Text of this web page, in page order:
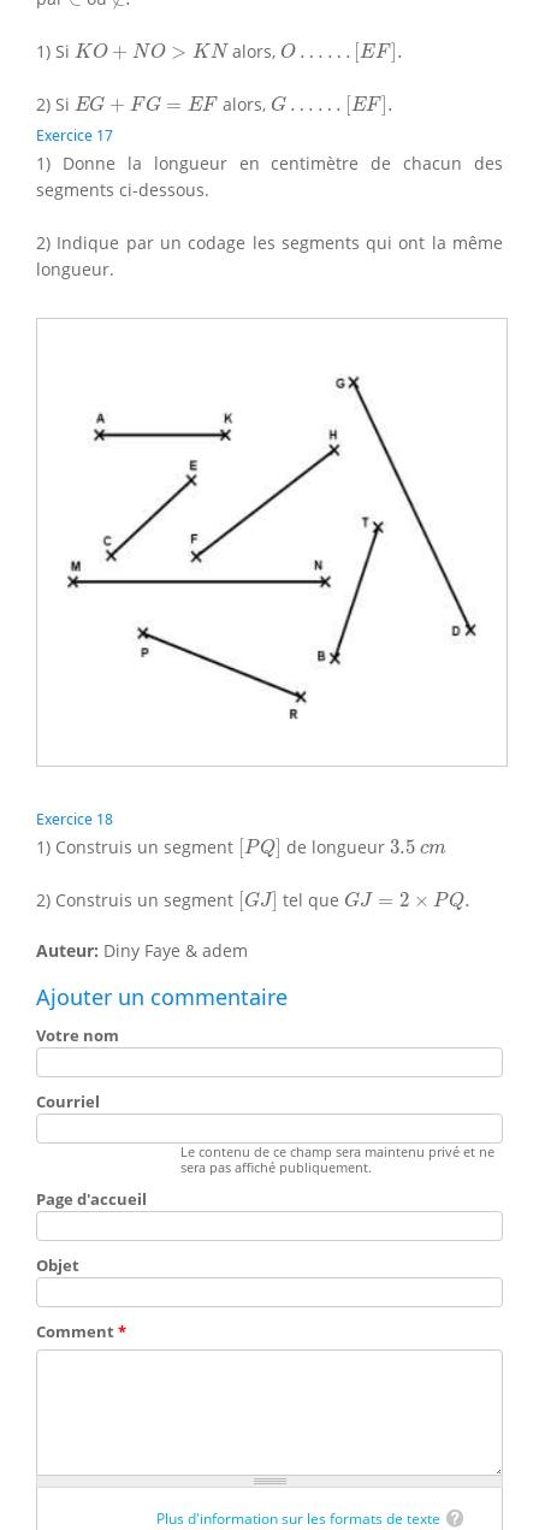
1) Si KO + NO > KN
KO+ N O>K N alors, O … … [EF].
O… ].
2) Si EG + FG = EF
EG+ F G=EF alors, G … … [EF].
G… ].
Exercice 17
1) Donne la longueur en centimètre de chacun des
segments ci-dessous.
2) Indique par un codage les segments qui ont la même
longueur.
Exercice 18
1) Construis un segment [PQ]
[PQ] de longueur 3.5 cm
3.5 cm
2) Construis un segment [GJ]
[G ] tel que GJ = 2 × PQ.
GJ = ×P Q
Auteur: Diny Faye & adem
Ajouter un commentaire
Votre nom
Courriel
Le contenu de ce champ sera maintenu privé et ne
sera pas affiché publiquement.
Page d'accueil
Objet
Comment*
Plus d'information sur les formats de texte